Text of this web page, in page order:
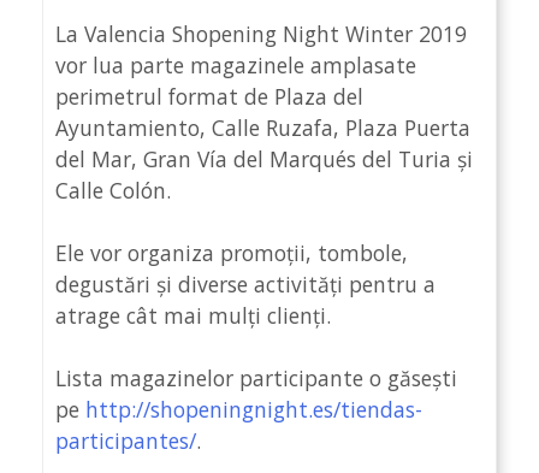
La Valencia Shopening Night Winter 2019
vor lua parte magazinele amplasate
perimetrul format de Plaza del
Ayuntamiento, Calle Ruzafa, Plaza Puerta
del Mar, Gran Vía del Marqués del Turia și
Calle Colón.
Ele vor organiza promoții, tombole,
degustări și diverse activități pentru a
atrage cât mai mulți clienți.
Lista magazinelor participante o găsești
pe http://shopeningnight.es/tiendas-
participantes/.